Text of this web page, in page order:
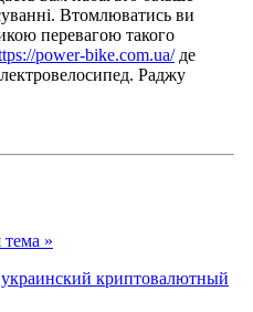
Втомлюватись ви
перевагою такого
power-bike.com.ua/де
Раджу
»
криптовалютный